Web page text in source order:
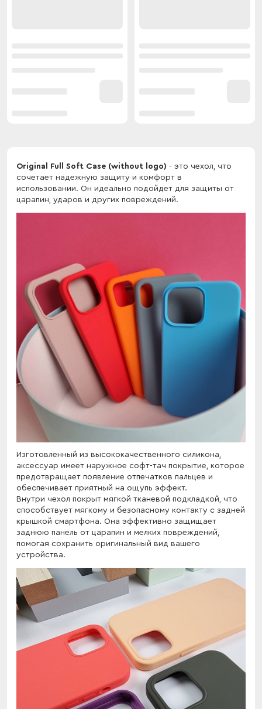
Original Full Soft Case (without logo) - это чехол, что
сочетает надежную защиту и комфорт в
использовании. Он идеально подойдет для защиты от
царапин, ударов и других повреждений.
Изготовленный из высококачественного силикона,
аксессуар имеет наружное софт-тач покрытие, которое
предотвращает появление отпечатков пальцев и
обеспечивает приятный на ощупь эффект.
Внутри чехол покрыт мягкой тканевой подкладкой, что
способствует мягкому и безопасному контакту с задней
крышкой смартфона. Она эффективно защищает
заднюю панель от царапин и мелких повреждений,
помогая сохранить оригинальный вид вашего
устройства.